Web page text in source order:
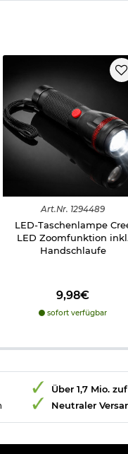
Art.Nr. 1294489
LED-Taschenlampe
LED Zoomfunktion
Handschlaufe
9,98€
sofort verfügbar
Über 1,7 Mio.
Neutraler